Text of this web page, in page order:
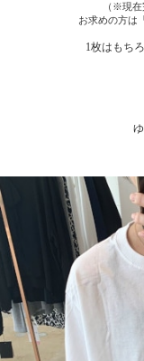
（※現在
お求めの方は
1枚はもち